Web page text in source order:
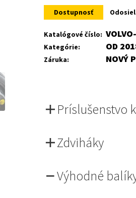
was:
165 €.
is:
145
Dostupnosť
Katalógové číslo:
Kategórie: OD
Záruka: NOVÝ
Príslušenstvo
Zdviháky
Výhodné